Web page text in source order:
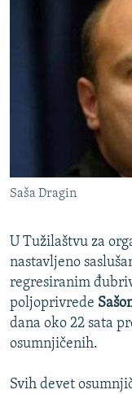
INFOGRAFIKE
KINA NA BALKANU
RSE PRIČE IZ
ISPRIČAJ MI
DNEVNO@RSE
SPECIJALI RSE
VIŠE OD NASLOVA
GENOCID U SREBRENICI
TV LIBERTY
POST SCRIPTUM
MOJA EVROPA
TRI DECENIJE OD RATA
PRATITE NAS
Sve RFE/RL
Saša Dragin
U Tužilaštvu za
nastavljeno
regresiranim
poljoprivrede
dana oko 22 sata
osumnjičenih.
Svih devet